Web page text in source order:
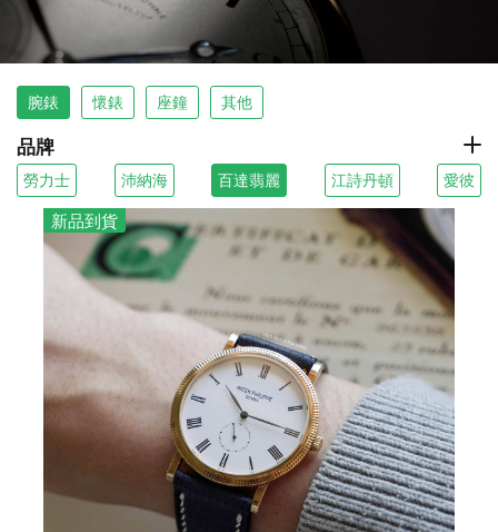
腕錶 懷錶 座鐘 其他
品牌
勞力士 沛納海 百達翡麗 江詩丹頓 愛彼
新品到貨